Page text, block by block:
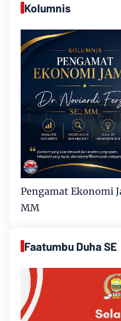
Kolumnis
Pengamat Ekonomi
MM
Faatumbu Duha SE